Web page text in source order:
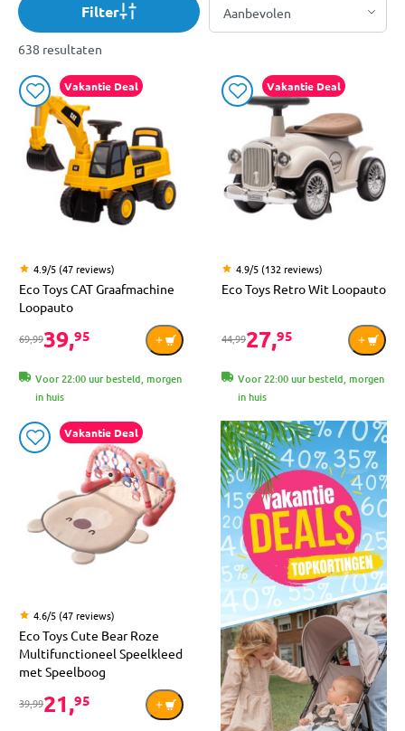
Filter
638 resultaten
Vakantie Deal
4.9/5 (47 reviews)
Eco Toys CAT Graafmachine
Loopauto
69,9939,95
Voor 22:00 uur besteld, morgen
in huis
Vakantie Deal
4.9/5 (132 reviews)
Eco Toys Retro Wit Loopauto
44,9927,95
Voor 22:00 uur besteld, morgen
in huis
Vakantie Deal
4.6/5 (47 reviews)
Eco Toys Cute Bear Roze
Multifunctioneel Speelkleed
met Speelboog
39,9921,95